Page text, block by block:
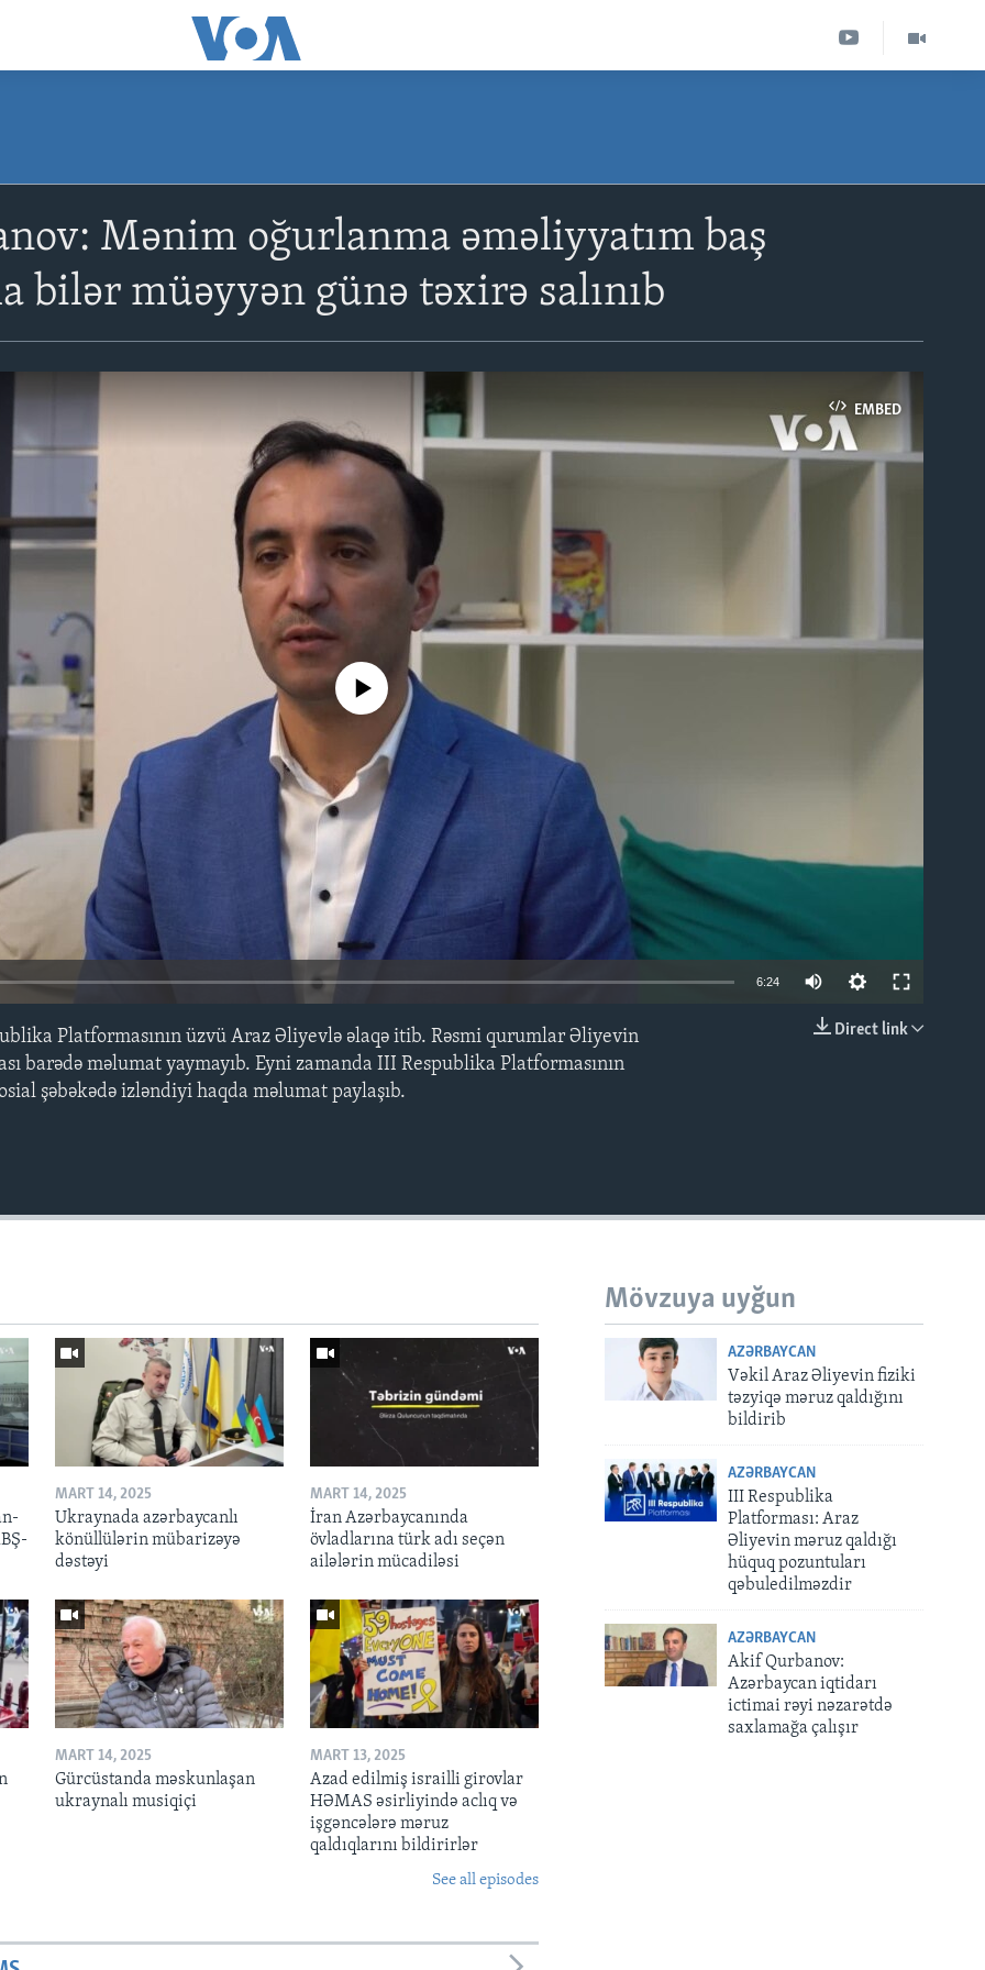
Mənim oğurlanma əməliyyatım baş
bilər müəyyən günə təxirə salınıb
EMBED
No media source currently available
6:24
Direct link
Platformasının üzvü Araz Əliyevlə əlaqə itib. Rəsmi qurumlar Əliyevin
barədə məlumat yaymayıb. Eyni zamanda III Respublika Platformasının
şəbəkədə izləndiyi haqda məlumat paylaşıb.
Mövzuya uyğun
AZƏRBAYCAN
Vəkil Araz Əliyevin fiziki
təzyiqə məruz qaldığını
bildirib
AZƏRBAYCAN
III Respublika
Platforması: Araz
Əliyevin məruz qaldığı
hüquq pozuntuları
qəbuledilməzdir
AZƏRBAYCAN
Akif Qurbanov:
Azərbaycan iqtidarı
ictimai rəyi nəzarətdə
saxlamağa çalışır
MART 14, 2025
Ukraynada azərbaycanlı
könüllülərin mübarizəyə
dəstəyi
MART 14, 2025
İran Azərbaycanında
övladlarına türk adı seçən
ailələrin mücadiləsi
MART 14, 2025
Gürcüstanda məskunlaşan
ukraynalı musiqiçi
MART 13, 2025
Azad edilmiş israilli girovlar
HƏMAS əsirliyində aclıq və
işgəncələrə məruz
qaldıqlarını bildirirlər
See all episodes